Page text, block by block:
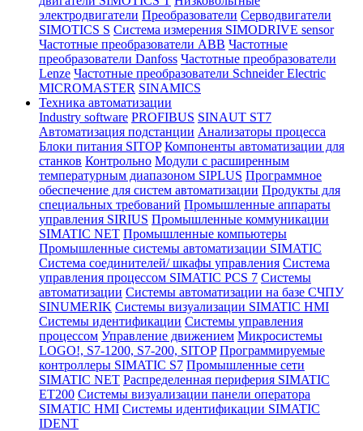
электродвигатели Преобразователи Серводвигатели
SIMOTICS S Система измерения SIMODRIVE sensor
Частотные преобразователи ABB Частотные
преобразователи Danfoss Частотные преобразователи
Lenze Частотные преобразователи Schneider Electric
MICROMASTER SINAMICS
Техника автоматизации
Industry software PROFIBUS SINAUT ST7
Автоматизация подстанции Анализаторы процесса
Блоки питания SITOP Компоненты автоматизации для
станков Контрольно Модули с расширенным
температурным диапазоном SIPLUS Программное
обеспечение для систем автоматизации Продукты для
специальных требований Промышленные аппараты
управления SIRIUS Промышленные коммуникации
SIMATIC NET Промышленные компьютеры
Промышленные системы автоматизации SIMATIC
Система соединителей/ шкафы управления Система
управления процессом SIMATIC PCS 7 Системы
автоматизации Системы автоматизации на базе СЧПУ
SINUMERIK Системы визуализации SIMATIC HMI
Системы идентификации Системы управления
процессом Управление движением Микросистемы
LOGO!, S7-1200, S7-200, SITOP Программируемые
контроллеры SIMATIC S7 Промышленные сети
SIMATIC NET Распределенная периферия SIMATIC
ET200 Системы визуализации панели оператора
SIMATIC HMI Системы идентификации SIMATIC
IDENT